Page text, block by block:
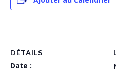
DÉTAILS
Date :